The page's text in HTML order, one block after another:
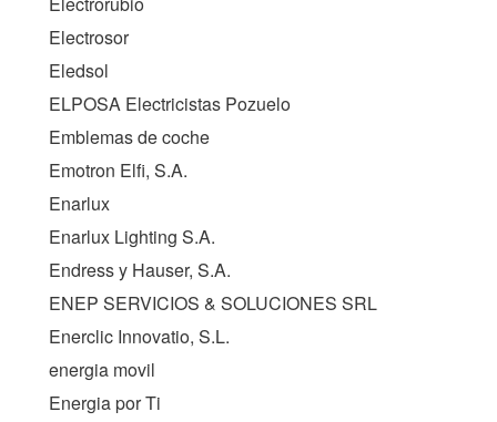
Electrosor
Eledsol
ELPOSA Electricistas Pozuelo
Emblemas de coche
Emotron Elfi, S.A.
Enarlux
Enarlux Lighting S.A.
Endress y Hauser, S.A.
ENEP SERVICIOS & SOLUCIONES SRL
Enerclic Innovatio, S.L.
energia movil
Energia por Ti